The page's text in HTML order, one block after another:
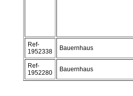
Ref-
1952338
Bauernhaus
Ref-
1952280
Bauernhaus